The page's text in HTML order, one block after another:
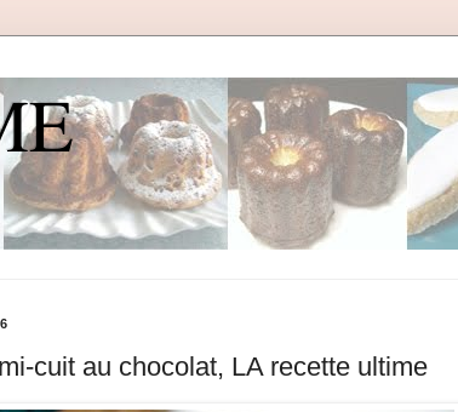
cuit au chocolat, LA recette ultime